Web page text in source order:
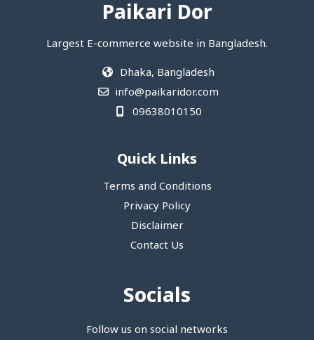
Paikari Dor
Largest E-commerce website in Bangladesh.
Dhaka, Bangladesh
info@paikaridor.com
09638010150
Quick Links
Terms and Conditions
Privacy Policy
Disclaimer
Contact Us
Socials
Follow us on social networks